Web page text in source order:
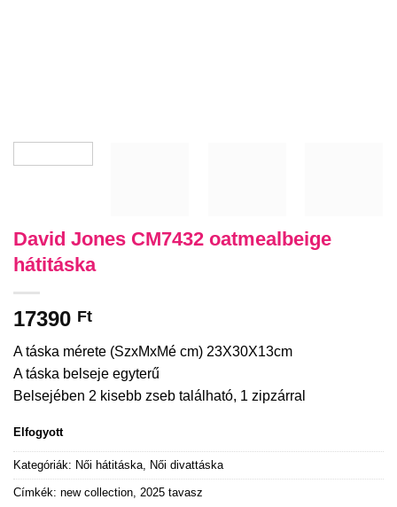
David Jones CM7432 oatmealbeige
hátitáska
17390 Ft
A táska mérete (SzxMxMé cm) 23X30X13cm
A táska belseje egyterű
Belsejében 2 kisebb zseb található, 1 zipzárral
Elfogyott
Kategóriák: Női hátitáska Női divattáska
Címkék: new collection 2025 tavasz